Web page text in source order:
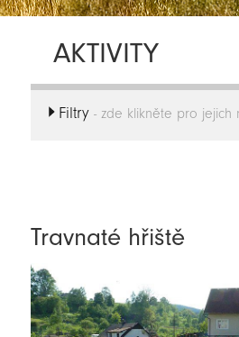
AKTIVITY
Filtry- zde klikněte pro jejich
Travnaté hřiště